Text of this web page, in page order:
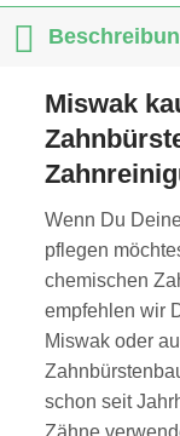
Miswak
Wenn Du
pflegen
chemischen
empfehlen wir
Miswak oder
schon seit